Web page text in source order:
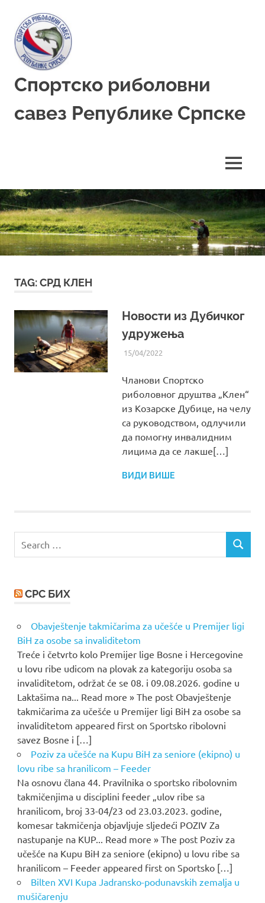
content
Спортско риболовни
савез Републике Српске
MENU
TAG:СРД КЛЕН
Новости из Дубичког
удружења
15/04/2022
Чланови Спортско
риболовног друштва „Клен“
из Козарске Дубице, на челу
са руководством, одлучили
да помогну инвалидним
лицима да се лакше[…]
ВИДИ ВИШЕ
for:
SEARCH
СРС БИХ
Obavještenje takmičarima za učešće u Premijer ligi
BiH za osobe sa invaliditetom
Treće i četvrto kolo Premijer lige Bosne i Hercegovine
u lovu ribe udicom na plovak za kategoriju osoba sa
invaliditetom, održat će se 08. i 09.08.2026. godine u
Laktašima na... Read more » The post Obavještenje
takmičarima za učešće u Premijer ligi BiH za osobe sa
invaliditetom appeared first on Sportsko ribolovni
savez Bosne i […]
Poziv za učešće na Kupu BiH za seniore (ekipno) u
lovu ribe sa hranilicom – Feeder
Na osnovu člana 44. Pravilnika o sportsko ribolovnim
takmičenjima u disciplini feeder „ulov ribe sa
hranilicom, broj 33-04/23 od 23.03.2023. godine,
komesar takmičenja objavljuje sljedeći POZIV Za
nastupanje na KUP... Read more » The post Poziv za
učešće na Kupu BiH za seniore (ekipno) u lovu ribe sa
hranilicom – Feeder appeared first on Sportsko […]
Bilten XVI Kupa Jadransko-podunavskih zemalja u
mušičarenju